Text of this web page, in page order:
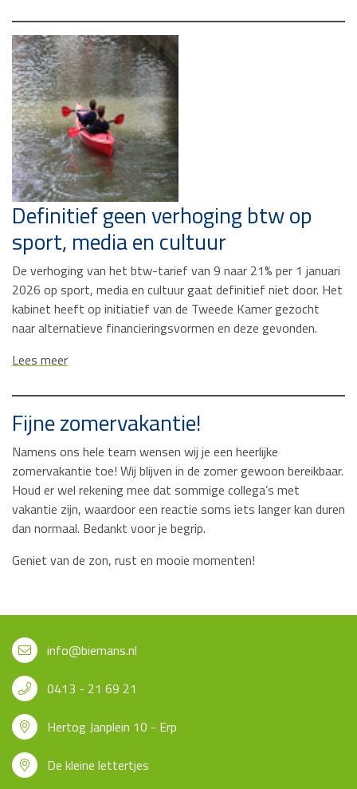
Definitief geen verhoging btw op
sport, media en cultuur
De verhoging van het btw-tarief van 9 naar 21% per 1 januari
2026 op sport, media en cultuur gaat definitief niet door. Het
kabinet heeft op initiatief van de Tweede Kamer gezocht
naar alternatieve financieringsvormen en deze gevonden.
Lees meer
Fijne zomervakantie!
Namens ons hele team wensen wij je een heerlijke
zomervakantie toe! Wij blijven in de zomer gewoon bereikbaar.
Houd er wel rekening mee dat sommige collega’s met
vakantie zijn, waardoor een reactie soms iets langer kan duren
dan normaal. Bedankt voor je begrip.
Geniet van de zon, rust en mooie momenten!
info@biemans.nl
0413 - 21 69 21
Hertog Janplein 10 - Erp
De kleine lettertjes